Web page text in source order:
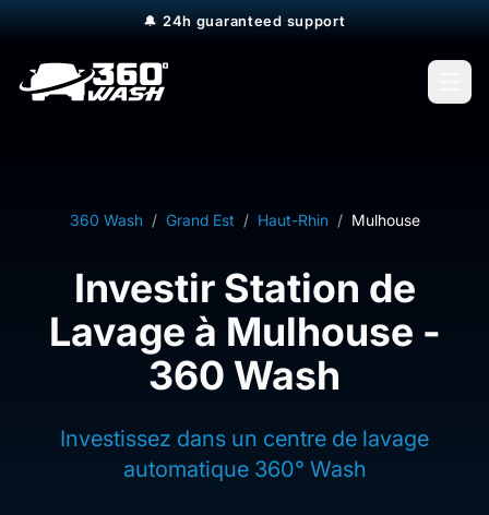
🔔 24h guaranteed support
360 Wash / Grand Est / Haut-Rhin / Mulhouse
Investir Station de
Lavage à Mulhouse -
360 Wash
Investissez dans un centre de lavage
automatique 360° Wash